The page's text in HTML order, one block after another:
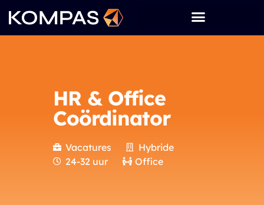
HR & Office
Coördinator
Vacatures
Hybride
24-32 uur
Office